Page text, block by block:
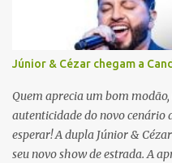
Júnior & Cézar chegam a
Quem aprecia um bom
autenticidade do novo cenário
esperar! A dupla Júnior &
seu novo show de estrada. A